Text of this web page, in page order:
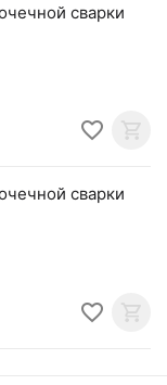
сварки
сварки